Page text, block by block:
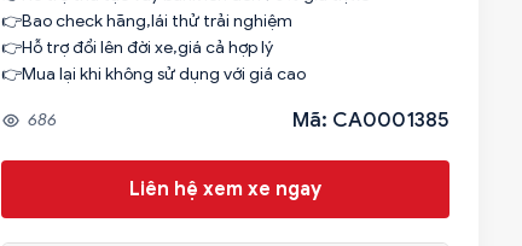
👉Bao check hãng,lái thử trải nghiệm
👉Hỗ trợ đổi lên đời xe,giá cả hợp lý
👉Mua lại khi không sử dụng với giá cao
686 Mã: CA0001385
Liên hệ xem xe ngay